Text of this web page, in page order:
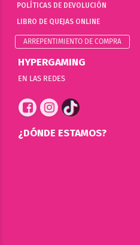
POLÍTICAS DE DEVOLUCIÓN
LIBRO DE QUEJAS ONLINE
ARREPENTIMIENTO DE COMPRA
HYPERGAMING
EN LAS REDES
¿DÓNDE ESTAMOS?